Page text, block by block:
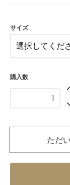
サイズ
購入数
ただ